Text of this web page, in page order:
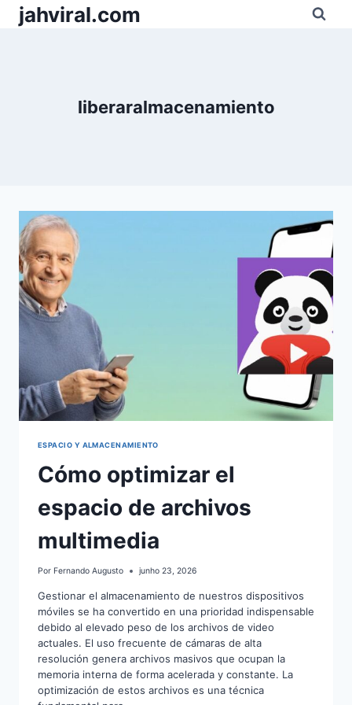
Pular
parajahviral.com
liberaralmacenamiento
ESPACIO Y ALMACENAMIENTO
Cómo optimizar el
espacio de archivos
multimedia
Por Fernando Augusto junho 23, 2026
Gestionar el almacenamiento de nuestros dispositivos
móviles se ha convertido en una prioridad indispensable
debido al elevado peso de los archivos de video
actuales. El uso frecuente de cámaras de alta
resolución genera archivos masivos que ocupan la
memoria interna de forma acelerada y constante. La
optimización de estos archivos es una técnica